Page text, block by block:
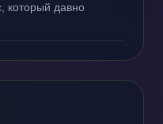
который давно